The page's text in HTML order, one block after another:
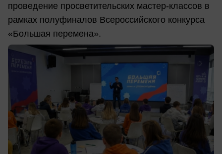
проведение просветительских мастер-классов в
рамках полуфиналов Всероссийского конкурса
«Большая перемена».